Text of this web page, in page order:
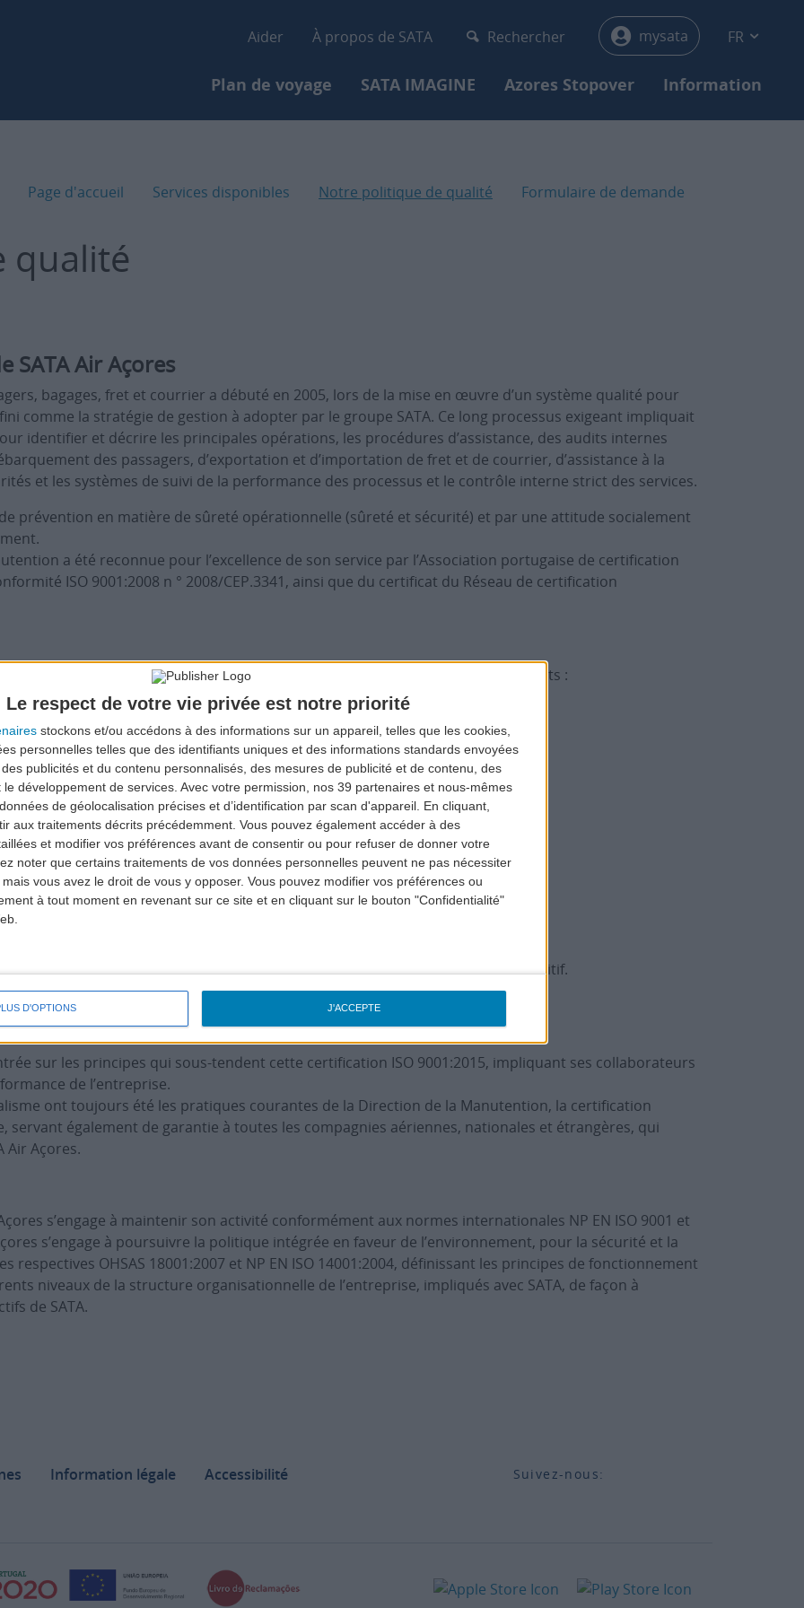
Le respect de votre vie privée est notre priorité
stockons et/ou accédons à des informations sur un appareil, telles que les cookies,
personnelles telles que des identifiants uniques et des informations standards envoyées
publicités et du contenu personnalisés, des mesures de publicité et de contenu, des
développement de services. Avec votre permission, nos 39 partenaires et nous-mêmes
de géolocalisation précises et d’identification par scan d'appareil. En cliquant,
aux traitements décrits précédemment. Vous pouvez également accéder à des
et modifier vos préférences avant de consentir ou pour refuser de donner votre
noter que certains traitements de vos données personnelles peuvent ne pas nécessiter
vous avez le droit de vous y opposer. Vous pouvez modifier vos préférences ou
à tout moment en revenant sur ce site et en cliquant sur le bouton "Confidentialité"
D'OPTIONS J'ACCEPTE
principal
Secondary-menu
Aider À propos de SATA Rechercher mysata FR
Primary-menu
Plan de voyage SATA IMAGINE Azores Stopover Information
Page d'accueil Services disponibles Notre politique de qualité Formulaire de demande
qualité
SATA Air Açores
bagages, fret et courrier a débuté en 2005, lors de la mise en œuvre d’un système qualité pour
comme la stratégie de gestion à adopter par le groupe SATA. Ce long processus exigeant impliquait
identifier et décrire les principales opérations, les procédures d’assistance, des audits internes
des passagers, d’exportation et d’importation de fret et de courrier, d’assistance à la
et les systèmes de suivi de la performance des processus et le contrôle interne strict des services.
prévention en matière de sûreté opérationnelle (sûreté et sécurité) et par une attitude socialement
a été reconnue pour l’excellence de son service par l’Association portugaise de certification
ISO 9001:2008 n ° 2008/CEP.3341, ainsi que du certificat du Réseau de certification
opérations de manutention de SATA Air Açores repose sur les principes suivants :
de l’entreprise :
la réglementation.
Rechercher activement les solutions pour de meilleurs résultats.
humaines et matérielles. Être efficace.
cahier des charges en respectant les délais, en restant cohérent, sûr et compétitif.
santé et la sécurité au travail. Reconnaître les performances.
sur les principes qui sous-tendent cette certification ISO 9001:2015, impliquant ses collaborateurs
de l’entreprise.
ont toujours été les pratiques courantes de la Direction de la Manutention, la certification
servant également de garantie à toutes les compagnies aériennes, nationales et étrangères, qui
Air Açores.
s’engage à maintenir son activité conformément aux normes internationales NP EN ISO 9001 et
s’engage à poursuivre la politique intégrée en faveur de l’environnement, pour la sécurité et la
respectives OHSAS 18001:2007 et NP EN ISO 14001:2004, définissant les principes de fonctionnement
niveaux de la structure organisationnelle de l’entreprise, impliqués avec SATA, de façon à
de SATA.
Information légale
Accessibilité
Suivez-nous: